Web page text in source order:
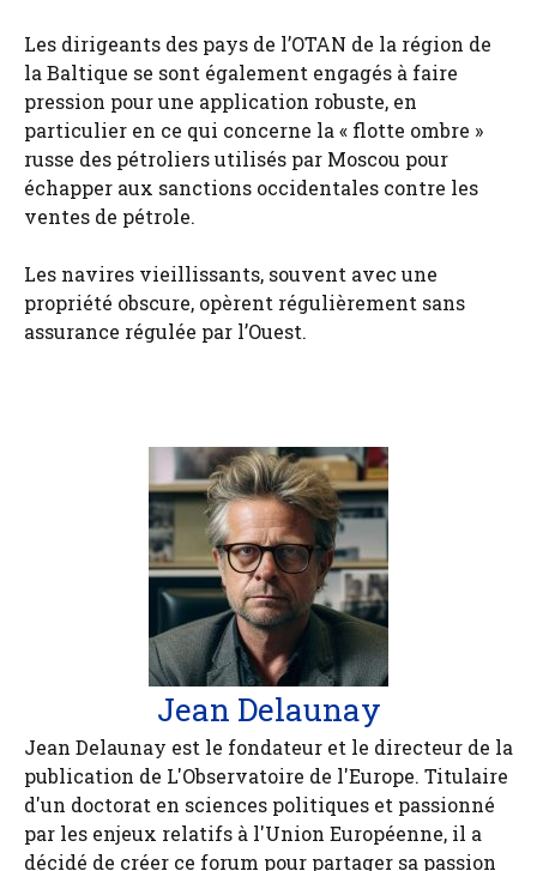
Les dirigeants des pays de l’OTAN de la région de
la Baltique se sont également engagés à faire
pression pour une application robuste, en
particulier en ce qui concerne la « flotte ombre »
russe des pétroliers utilisés par Moscou pour
échapper aux sanctions occidentales contre les
ventes de pétrole.
Les navires vieillissants, souvent avec une
propriété obscure, opèrent régulièrement sans
assurance régulée par l’Ouest.
Jean Delaunay
Jean Delaunay est le fondateur et le directeur de la
publication de L'Observatoire de l'Europe. Titulaire
d'un doctorat en sciences politiques et passionné
par les enjeux relatifs à l'Union Européenne, il a
décidé de créer ce forum pour partager sa passion